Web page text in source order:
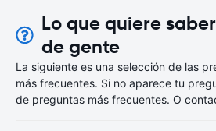
Lo que quiere
de gente
La siguiente es una selección de las
más frecuentes. Si no aparece tu
de preguntas más frecuentes. O